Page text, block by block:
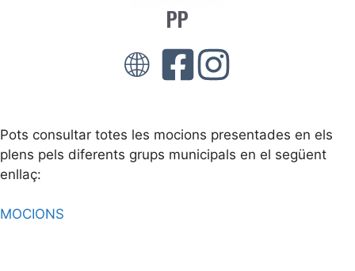
PP
Pots consultar totes les mocions presentades en els
plens pels diferents grups municipals en el següent
enllaç:
MOCIONS